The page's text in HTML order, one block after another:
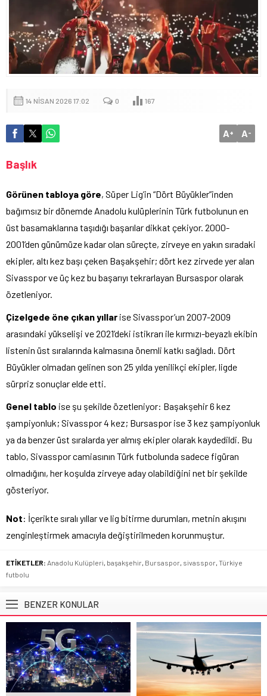
14 NISAN 2026 17:02 0 167
A+ A-
Başlık
Görünen tabloya göre, Süper Lig’in “Dört Büyükler”inden
bağımsız bir dönemde Anadolu kulüplerinin Türk futbolunun en
üst basamaklarına taşıdığı başarılar dikkat çekiyor. 2000-
2001’den günümüze kadar olan süreçte, zirveye en yakın sıradaki
ekipler, altı kez başı çeken Başakşehir; dört kez zirvede yer alan
Sivasspor ve üç kez bu başarıyı tekrarlayan Bursaspor olarak
özetleniyor.
Çizelgede öne çıkan yıllar ise Sivasspor’un 2007-2009
arasındaki yükselişi ve 2021’deki istikrarı ile kırmızı-beyazlı ekibin
listenin üst sıralarında kalmasına önemli katkı sağladı. Dört
Büyükler olmadan gelinen son 25 yılda yenilikçi ekipler, ligde
sürpriz sonuçlar elde etti.
Genel tablo ise şu şekilde özetleniyor: Başakşehir 6 kez
şampiyonluk; Sivasspor 4 kez; Bursaspor ise 3 kez şampiyonluk
ya da benzer üst sıralarda yer almış ekipler olarak kaydedildi. Bu
tablo, Sivasspor camiasının Türk futbolunda sadece figüran
olmadığını, her koşulda zirveye aday olabildiğini net bir şekilde
gösteriyor.
Not: İçerikte sıralı yıllar ve lig bitirme durumları, metnin akışını
zenginleştirmek amacıyla değiştirilmeden korunmuştur.
ETİKETLER: Anadolu Kulüpleri, başakşehir, Bursaspor, sivasspor, Türkiye
futbolu
BENZER KONULAR